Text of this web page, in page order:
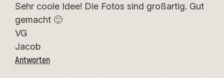
Sehr coole Idee! Die Fotos sind großartig. Gut
gemacht 🙂
VG
Jacob
Antworten